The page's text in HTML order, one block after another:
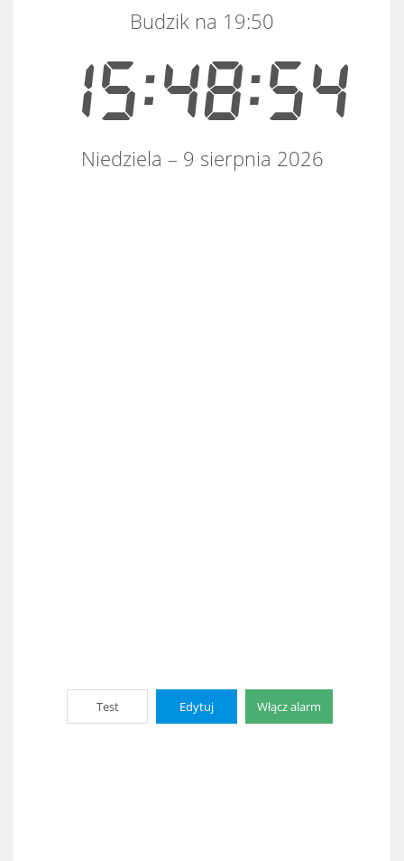
15:48:55
Budzik na 19:50
Niedziela – 9 sierpnia 2026
Test Edytuj Włącz alarm